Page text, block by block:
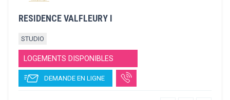
STUDIO
DEMANDE EN LIGNE
NEXITY STUDEA